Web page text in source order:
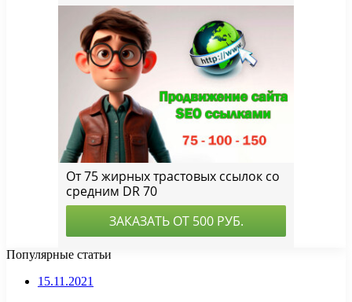
Популярные статьи
15.11.2021